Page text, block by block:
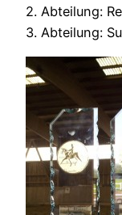
2. Abteilung:
3. Abteilung: